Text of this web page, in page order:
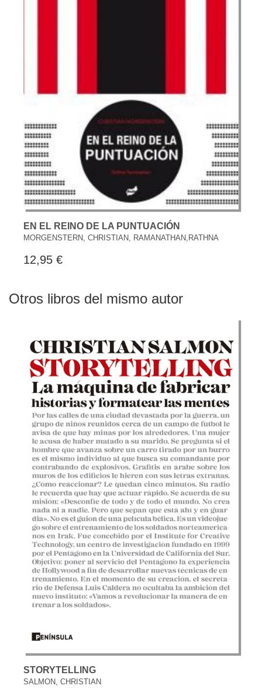
EN EL REINO DE LA PUNTUACIÓN
MORGENSTERN, CHRISTIAN, RAMANATHAN,RATHNA
12,95 €
Otros libros del mismo autor
STORYTELLING
SALMON, CHRISTIAN